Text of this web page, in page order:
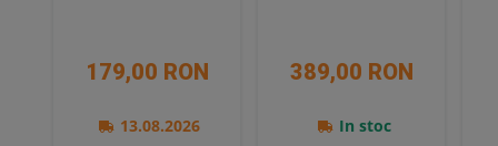
179,00 RON
13.08.2026
389,00 RON
In stoc